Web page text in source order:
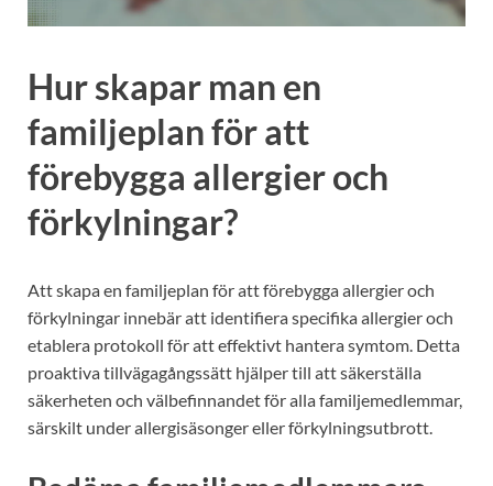
Hur skapar man en
familjeplan för att
förebygga allergier och
förkylningar?
Att skapa en familjeplan för att förebygga allergier och
förkylningar innebär att identifiera specifika allergier och
etablera protokoll för att effektivt hantera symtom. Detta
proaktiva tillvägagångssätt hjälper till att säkerställa
säkerheten och välbefinnandet för alla familjemedlemmar,
särskilt under allergisäsonger eller förkylningsutbrott.